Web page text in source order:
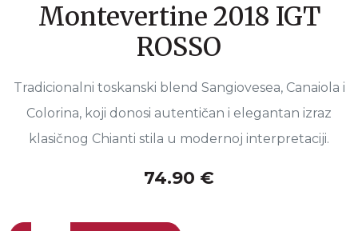
Montevertine 2018 IGT
ROSSO
Tradicionalni toskanski blend Sangiovesea, Canaiola i
Colorina, koji donosi autentičan i elegantan izraz
klasičnog Chianti stila u modernoj interpretaciji.
74.90 €